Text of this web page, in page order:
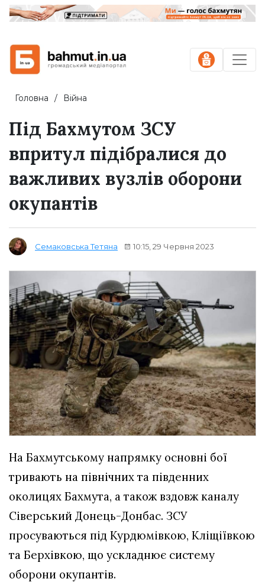
Головна Війна
Під Бахмутом ЗСУ
впритул підібралися до
важливих вузлів оборони
окупантів
Семаковська Тетяна 10:15, 29 Червня 2023
На Бахмутському напрямку основні бої
тривають на північних та південних
околицях Бахмута, а також вздовж каналу
Сіверський Донець-Донбас. ЗСУ
просуваються під Курдюмівкою, Кліщіївкою
та Берхівкою, що ускладнює систему
оборони окупантів.